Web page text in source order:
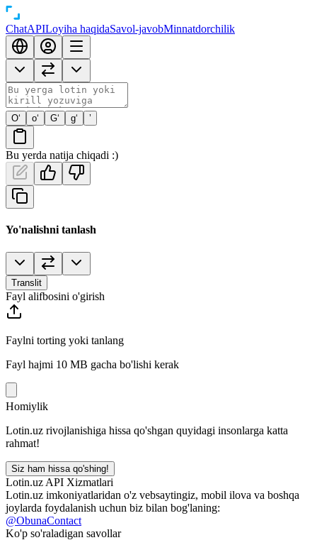
ChatAPILoyiha haqidaSavol-javobMinnatdorchilik
O‘ o‘ G‘ g‘ ’
Bu yerda natija chiqadi :)
Yo'nalishni tanlash
Translit
Fayl alifbosini o'girish
Faylni torting yoki tanlang
Fayl hajmi 10 MB gacha bo'lishi kerak
Homiylik
Lotin.uz rivojlanishiga hissa qo'shgan quyidagi insonlarga katta
rahmat!
Siz ham hissa qo'shing!
Lotin.uz API Xizmatlari
Lotin.uz imkoniyatlaridan o'z vebsaytingiz, mobil ilova va boshqa
joylarda foydalanish uchun biz bilan bog'laning:
@ObunaContact
Ko'p so'raladigan savollar